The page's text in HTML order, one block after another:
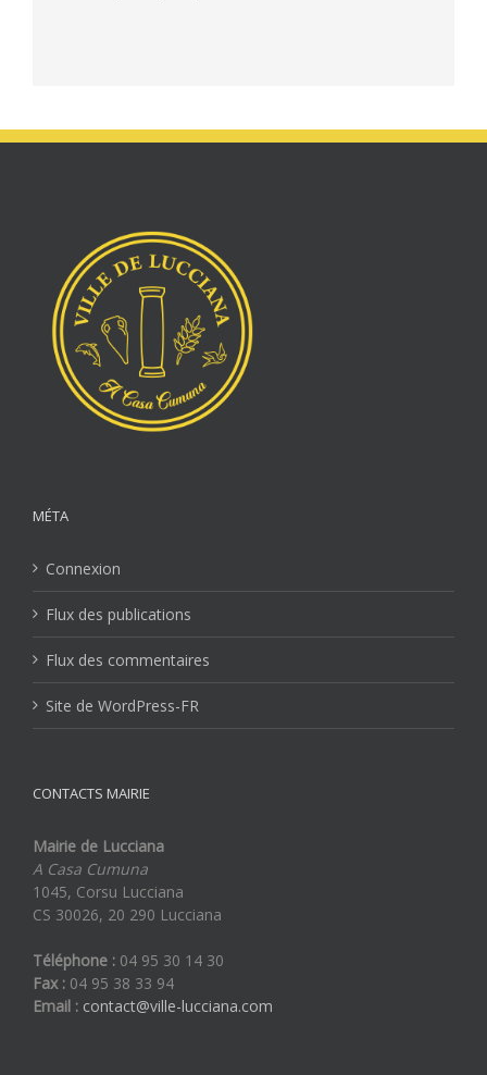
MÉTA
Connexion
Flux des publications
Flux des commentaires
Site de WordPress-FR
CONTACTS MAIRIE
Mairie de Lucciana
A Casa Cumuna
1045, Corsu Lucciana
CS 30026, 20 290 Lucciana
Téléphone : 04 95 30 14 30
Fax : 04 95 38 33 94
Email : contact@ville-lucciana.com